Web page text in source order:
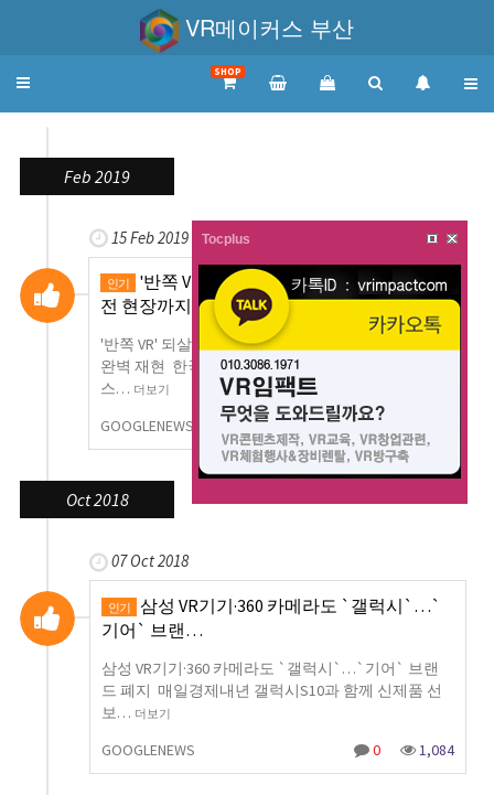
VR메이커스 부산
Toggle
SHOP
Feb 2019
15 Feb 2019
인기
'반쪽 VR' 되살린 몰입기술…1차 세계대
전 현장까지 …
'반쪽 VR' 되살린 몰입기술…1차 세계대전 현장까지
완벽 재현 한국경제지난 13일 미국 버지니아주 블랙
스… 더보기
GOOGLENEWS 0
Oct 2018
07 Oct 2018
인기
삼성 VR기기·360 카메라도 `갤럭시`…`
기어` 브랜…
삼성 VR기기·360 카메라도 `갤럭시`…`기어` 브랜
드 폐지 매일경제내년 갤럭시S10과 함께 신제품 선
보… 더보기
GOOGLENEWS 0 1,084
Tocplus